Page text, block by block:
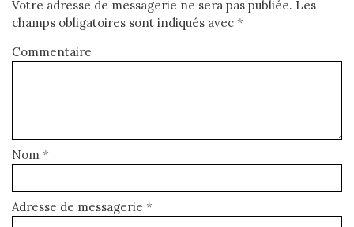
Votre adresse de messagerie ne sera pas publiée. Les
champs obligatoires sont indiqués avec *
Commentaire
Nom *
Adresse de messagerie *